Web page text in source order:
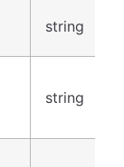
string
string